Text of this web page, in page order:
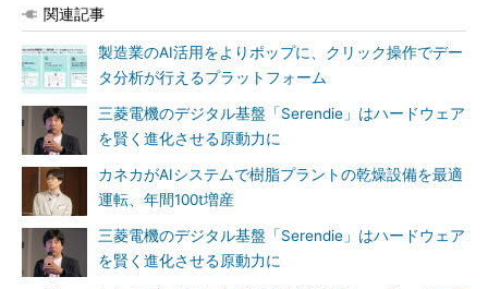
関連記事
製造業のAI活用をよりポップに、クリック操作でデー
タ分析が行えるプラットフォーム
三菱電機のデジタル基盤「Serendie」はハードウェア
を賢く進化させる原動力に
カネカがAIシステムで樹脂プラントの乾燥設備を最適
運転、年間100t増産
三菱電機のデジタル基盤「Serendie」はハードウェア
を賢く進化させる原動力に